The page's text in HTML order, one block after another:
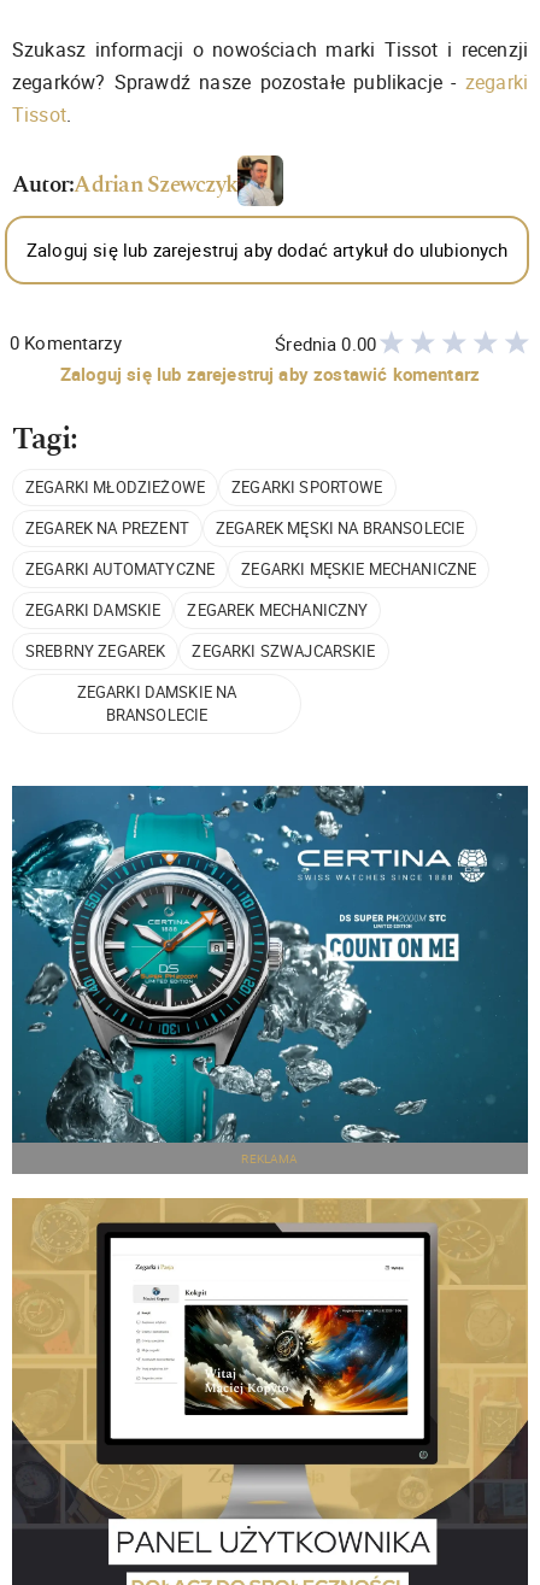
Szukasz informacji o nowościach marki Tissot i recenzji
zegarków? Sprawdź nasze pozostałe publikacje - zegarki
Tissot.
Autor:Adrian Szewczyk
Zaloguj się lub zarejestruj aby dodać artykuł do ulubionych
0 Komentarzy Średnia0.00
Zaloguj się lub zarejestruj aby zostawić komentarz
Tagi:
ZEGARKI MŁODZIEŻOWE
ZEGARKI SPORTOWE
ZEGAREK NA PREZENT
ZEGAREK MĘSKI NA BRANSOLECIE
ZEGARKI AUTOMATYCZNE
ZEGARKI MĘSKIE MECHANICZNE
ZEGARKI DAMSKIE
ZEGAREK MECHANICZNY
SREBRNY ZEGAREK
ZEGARKI SZWAJCARSKIE
ZEGARKI DAMSKIE NA
BRANSOLECIE
REKLAMA